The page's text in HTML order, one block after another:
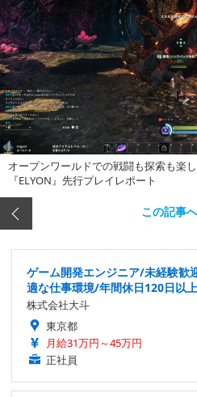
オープンワールドでの戦闘も探索も楽
『ELYON』先行プレイレポート
この記事
ゲーム開発エンジニア/未経験歓
適な仕事環境/年間休日120日以上
株式会社大斗
東京都
月給31万円～45万円
正社員